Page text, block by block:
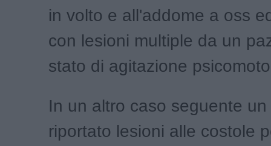
in volto e all'addome a oss
con lesioni multiple da un
stato di agitazione
In un altro caso seguente
riportato lesioni alle costole